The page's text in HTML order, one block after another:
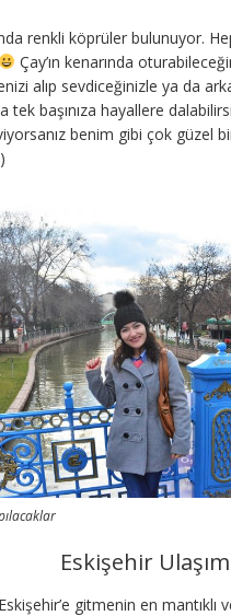
renkli köprüler bulunuyor.
Çay’ın kenarında
alıp sevdiceğinizle ya da
tek başınıza hayallere
benim gibi çok güzel
Eskişehir Ulaşım
gitmenin en mantıklı